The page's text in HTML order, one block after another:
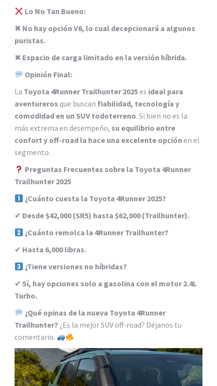
Lo No Tan Bueno:
✖ No hay opción V6, lo cual decepcionará a algunos
puristas.
✖ Espacio de carga limitado en la versión híbrida.
Opinión Final:
La Toyota 4Runner Trailhunter 2025es ideal para
aventureros que buscan fiabilidad, tecnología y
comodidad en un SUV todoterreno. Si bien no es la
más extrema en desempeño, su equilibrio entre
confort y off-road la hace una excelente opción en el
segmento.
Preguntas Frecuentes sobre la Toyota 4Runner
Trailhunter 2025
¿Cuánto cuesta la Toyota 4Runner 2025?
✔ Desde $42,000 (SR5) hasta $62,000 (Trailhunter).
¿Cuánto remolca la 4Runner Trailhunter?
✔ Hasta 6,000 libras.
¿Tiene versiones no híbridas?
✔ Sí, hay opciones solo a gasolina con el motor 2.4L
Turbo.
¿Qué opinas de la nueva Toyota 4Runner
Trailhunter? ¿Es la mejor SUV off-road? Déjanos tu
comentario.